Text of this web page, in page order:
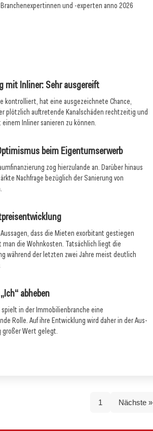
und -experten anno 2026
09. Dezember 2025
mit Inliner: Sehr ausgereift
kontrolliert, hat eine ausgezeichnete Chance,
plötzlich auftretende Kanalschäden rechtzeitig und
Inliner sanieren zu können.
beim Eigentumserwerb
zog hierzulande an. Darüber hinaus
Nachfrage bezüglich der Sanierung von
dass die Mieten exorbitant gestiegen
man die Wohnkosten. Tatsächlich liegt die
während der letzten zwei Jahre meist deutlich
abheben
in der Immobilienbranche eine
Rolle. Auf ihre Entwicklung wird daher in der Aus-
Wert gelegt.
1 Nächste »